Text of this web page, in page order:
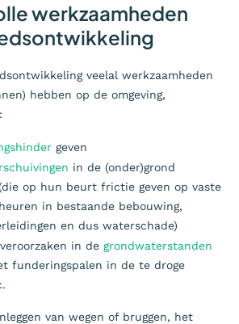
werkzaamheden
veelal werkzaamheden
hebben op de omgeving,
geven
in de (onder)grond
op hun beurt frictie geven op vaste
in bestaande bebouwing,
en dus waterschade)
in de grondwaterstanden
funderingspalen in de te droge
van wegen of bruggen, het